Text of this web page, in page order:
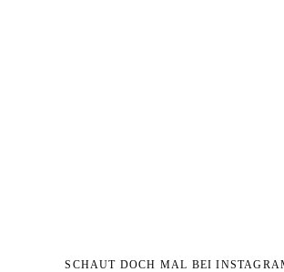
SCHAUT DOCH MAL BEI